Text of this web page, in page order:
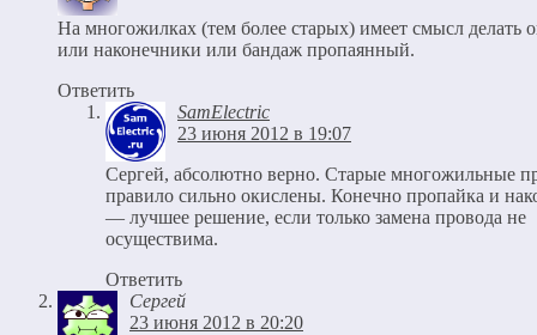
На многожилках (тем более старых) имеет смысл делать
или наконечники или бандаж пропаянный.
Ответить
SamElectric
23 июня 2012 в 19:07
Сергей, абсолютно верно. Старые многожильные
правило сильно окислены. Конечно пропайка и
— лучшее решение, если только замена провода не
осуществима.
Ответить
Сергей
23 июня 2012 в 20:20